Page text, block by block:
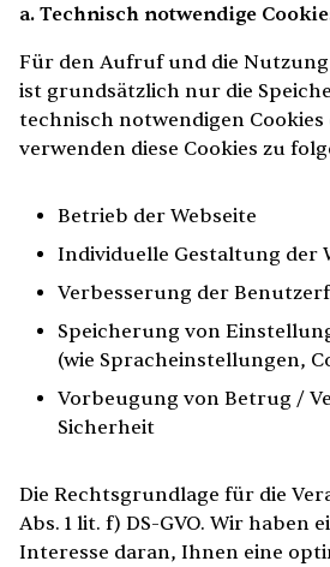
a. Technisch notwendige
Für den Aufruf und die
ist grundsätzlich nur die
technisch notwendigen
verwenden diese Cookies zu
Betrieb der Webseite
Individuelle Gestaltung der
Verbesserung der
Speicherung von
(wie Spracheinstellungen,
Vorbeugung von Betrug /
Sicherheit
Die Rechtsgrundlage für die
Abs. 1 lit. f) DS-GVO. Wir haben
Interesse daran, Ihnen eine